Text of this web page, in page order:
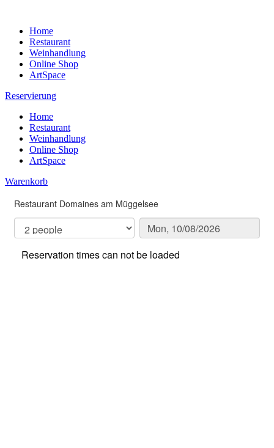
Home
Restaurant
Weinhandlung
Online Shop
ArtSpace
Reservierung
Home
Restaurant
Weinhandlung
Online Shop
ArtSpace
Warenkorb